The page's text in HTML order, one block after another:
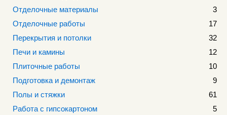
Отделочные материалы
3
Отделочные работы
17
Перекрытия и потолки
32
Печи и камины
12
Плиточные работы
10
Подготовка и демонтаж
9
Полы и стяжки
61
Работа с гипсокартоном
5